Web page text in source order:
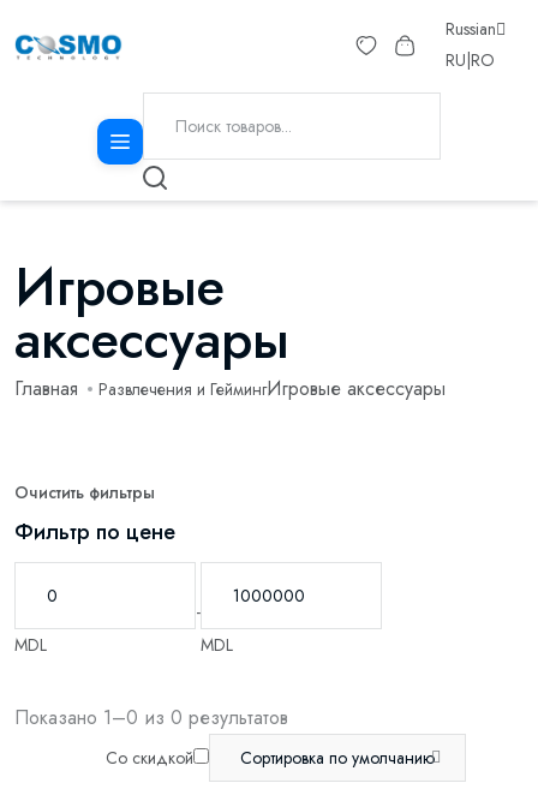
Russian
RU RO
Игровые
аксессуары
Главная Развлечения и ГеймингИгровые аксессуары
Очистить фильтры
Фильтр по цене
MDL
-
MDL
Показано 1–0 из 0 результатов
Со скидкой Сортировка по умолчанию